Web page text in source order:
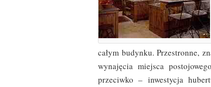
całym budynku. Przestronne,
wynajęcia miejsca
przeciwko – inwestycja